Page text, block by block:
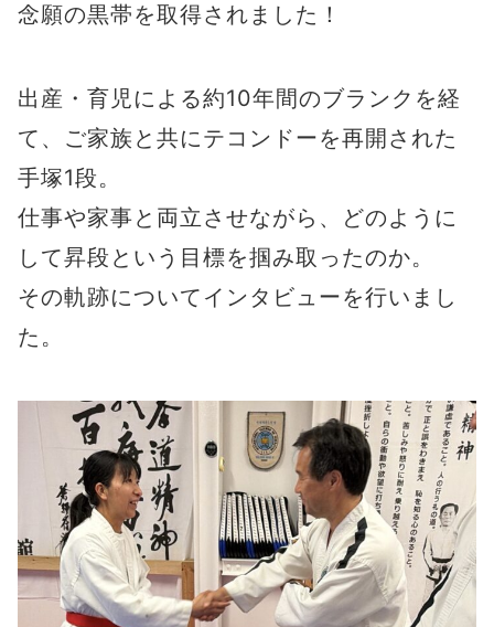
念願の黒帯を取得されました！
出産・育児による約10年間のブランクを経
て、ご家族と共にテコンドーを再開された
手塚1段。
仕事や家事と両立させながら、どのように
して昇段という目標を掴み取ったのか。
その軌跡についてインタビューを行いまし
た。